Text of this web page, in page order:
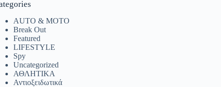
AUTO & MOTO
Break Out
Featured
LIFESTYLE
Spy
Uncategorized
ΑΘΛΗΤΙΚΑ
Αντιοξειδωτικά